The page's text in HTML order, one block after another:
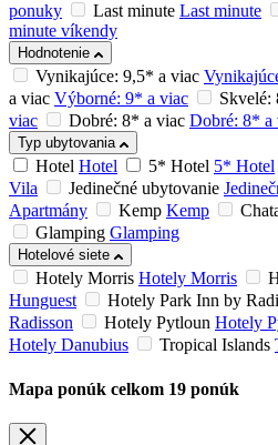
ponuky
Last minute Last minute
minute víkendy
Hodnotenie
Vynikajúce: 9,5* a viac
a viac Výborné: 9* a viac Skvelé:
viac
Dobré: 8* a viac Dobré: 8* a
Typ ubytovania
Hotel Hotel 5* Hotel 5* Hotel
Vila
Jedinečné ubytovanie
Apartmány
Kemp Kemp
Glamping Glamping
Hotelové siete
Hotely Morris Hotely Morris
Hunguest
Hotely Park Inn by
Radisson
Hotely Pytloun Hotely
Hotely Danubius
Tropical Islands
Mapa ponúk celkom 19 ponúk